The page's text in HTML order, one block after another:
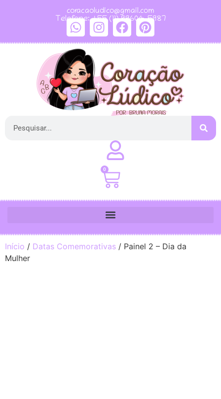
coracaoludico@gmail.com
Telefone: +55 (11) 99604-5987
0
Início / Datas Comemorativas / Painel 2 – Dia da
Mulher